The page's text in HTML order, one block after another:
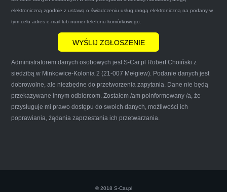
mnie do skorzystania z ich usług przekonało to
że są na FACEBOOKU i każdy tam może
wyrazić opinię na ich temat.
Iwona Górska
naprawde ludzki, nie zdziera, nie oszukuje.
elektroniczną zgodnie z ustawą o świadczeniu usług drogą elektroniczną na podany w
tym celu adres e-mail lub numer telefonu komórkowego.
Administratorem danych osobowych jest S-Car.pl Robert Choiński z
siedzibą w Minkowice-Kolonia 2 (21-007 Mełgiew). Podanie danych jest
dobrowolne, ale niezbędne do przetworzenia zapytania. Dane nie będą
przekazywane innym odbiorcom. Zostałem /am poinformowany /a, że
przysługuje mi prawo dostępu do swoich danych, możliwości ich
poprawiania, żądania zaprzestania ich przetwarzania.
© 2018 S-Car.pl